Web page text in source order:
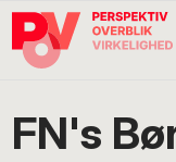
Gå
direkte
navigation
Skip
indhold
Gå
direkte
POV
International
FN's